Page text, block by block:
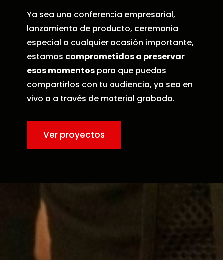
Ya sea una conferencia empresarial,
lanzamiento de producto, ceremonia
especial o cualquier ocasión importante,
estamos comprometidos a preservar
esos momentospara que puedas
compartirlos con tu audiencia, ya sea en
vivo o a través de material grabado.
Ver proyectos